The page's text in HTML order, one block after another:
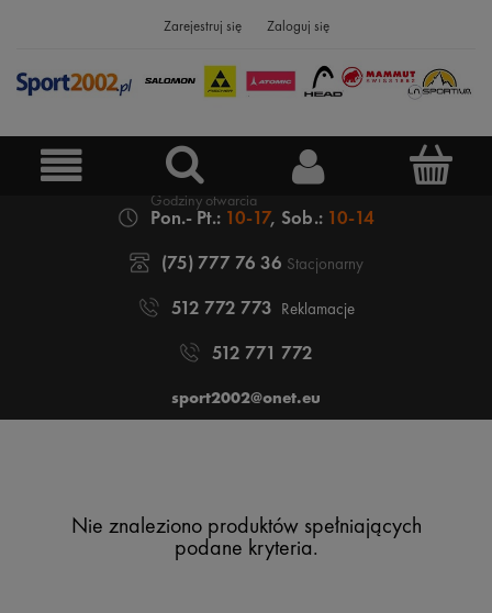
Zarejestruj się Zaloguj się
Pon.- Pt.: 10-17, Sob.: 10-14
(75) 777 76 36 Stacjonarny
512 772 773 Reklamacje
512 771 772
sport2002@onet.eu
Nie znaleziono produktów spełniających
podane kryteria.